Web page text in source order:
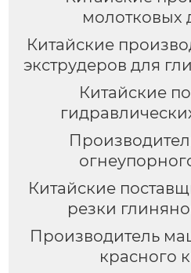
молотковых
Китайские
экструдеров для
Китайские
Китайские
резки
Производитель
красного